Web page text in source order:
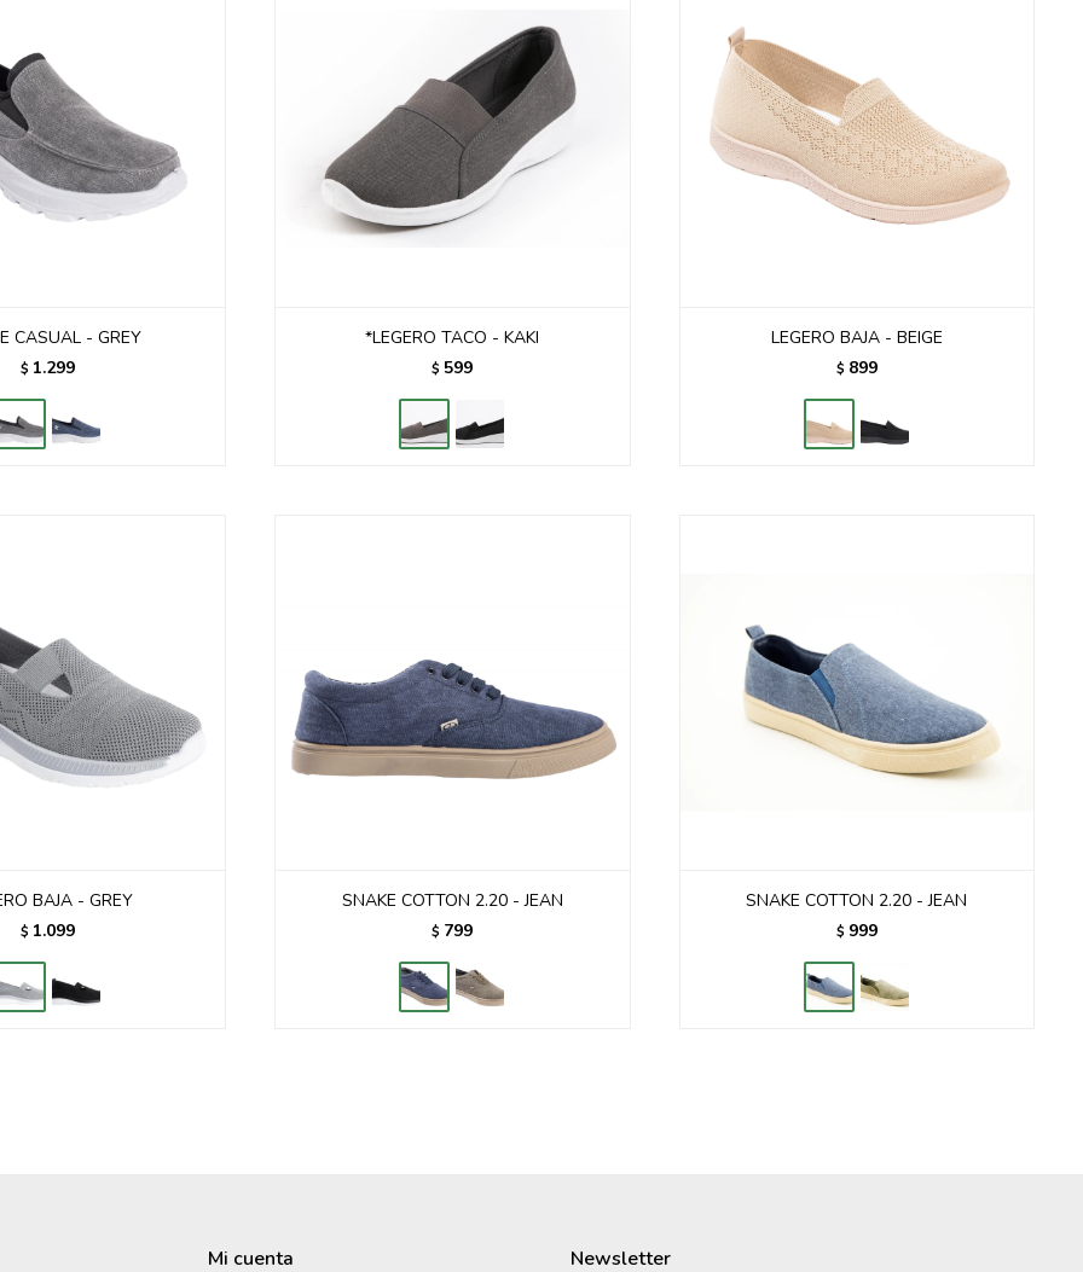
CASUAL - GREY
$ 1.299
*LEGERO TACO - KAKI
$ 599
LEGERO BAJA - BEIGE
$ 899
BAJA - GREY
$ 1.099
SNAKE COTTON 2.20 - JEAN
$ 799
SNAKE COTTON 2.20 - JEAN
$ 999
Mi cuenta Newsletter